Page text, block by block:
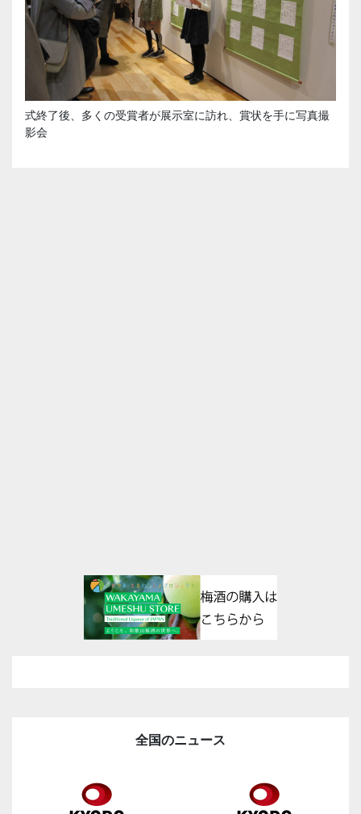
式終了後、多くの受賞者が展示室に訪れ、賞状を手に写真撮
影会
全国のニュース